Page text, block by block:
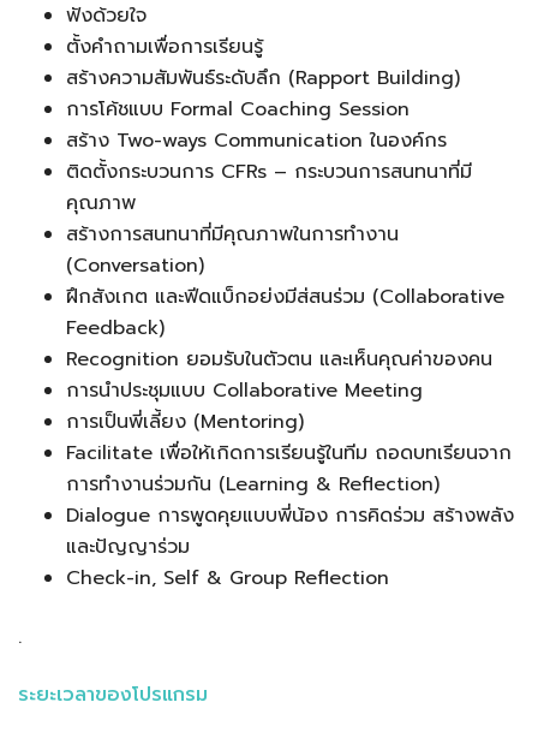
ฟังด้วยใจ
ตั้งคำถามเพื่อการเรียนรู้
สร้างความสัมพันธ์ระดับลึก (Rapport Building)
การโค้ชแบบ Formal Coaching Session
สร้าง Two-ways Communication ในองค์กร
ติดตั้งกระบวนการ CFRs – กระบวนการสนทนาที่มี
คุณภาพ
สร้างการสนทนาที่มีคุณภาพในการทำงาน
(Conversation)
ฝึกสังเกต และฟีดแบ็กอย่งมีส่สนร่วม (Collaborative
Feedback)
Recognition ยอมรับในตัวตน และเห็นคุณค่าของคน
การนำประชุมแบบ Collaborative Meeting
การเป็นพี่เลี้ยง (Mentoring)
Facilitate เพื่อให้เกิดการเรียนรู้ในทีม ถอดบทเรียนจาก
การทำงานร่วมกัน (Learning & Reflection)
Dialogue การพูดคุยแบบพี่น้อง การคิดร่วม สร้างพลัง
และปัญญาร่วม
Check-in, Self & Group Reflection
.
ระยะเวลาของโปรแกรม